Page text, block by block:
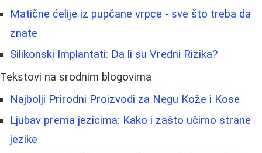
Matične ćelije iz pupčane vrpce - sve što treba da
znate
Silikonski Implantati: Da li su Vredni Rizika?
Tekstovi na srodnim blogovima
Najbolji Prirodni Proizvodi za Negu Kože i Kose
Ljubav prema jezicima: Kako i zašto učimo strane
jezike